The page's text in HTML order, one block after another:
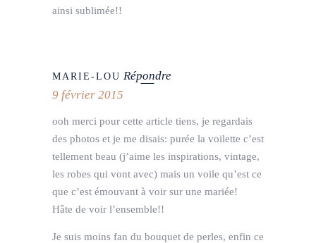
ainsi sublimée!!
MARIE-LOU Répondre
9 février 2015
ooh merci pour cette article tiens, je regardais
des photos et je me disais: purée la voilette c’est
tellement beau (j’aime les inspirations, vintage,
les robes qui vont avec) mais un voile qu’est ce
que c’est émouvant à voir sur une mariée!
Hâte de voir l’ensemble!!
Je suis moins fan du bouquet de perles, enfin ce